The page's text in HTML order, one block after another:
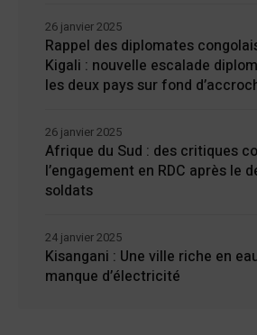
Rappel des diplomates
Kigali : nouvelle escalade
les deux pays sur fond
26 janvier 2025
Afrique du Sud : des critiques
l’engagement en RDC après le
soldats
26 janvier 2025
Kisangani : Une ville riche en
manque d’électricité
24 janvier 2025